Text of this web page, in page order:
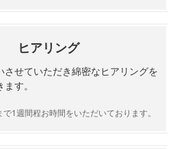
ヒアリング
させていただき綿密なヒアリングを
す。
で1週間程お時間をいただいております。